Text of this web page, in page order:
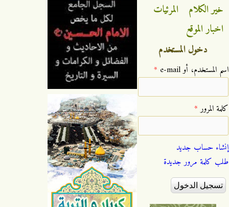
خير الكلام
المرئيات
اخبار الموقع
دخول المستخدم
‏اسم المستخدم، أو e-mail ‏ *
‏كلمة المرور ‏*
إنشاء حساب جديد
طلب كلمة مرور جديدة